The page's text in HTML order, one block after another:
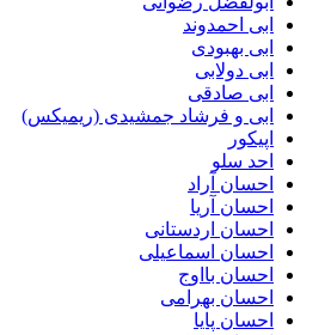
ابی احمدوند
ابی بهبودی
ابی دولابی
ابی صادقی
ابی و فرشاد جمشیدی (ریمیکس)
اپیکور
احد سلو
احسان آراد
احسان آریا
احسان اردستانی
احسان اسماعیلی
احسان بااوج
احسان بهرامی
احسان پایا